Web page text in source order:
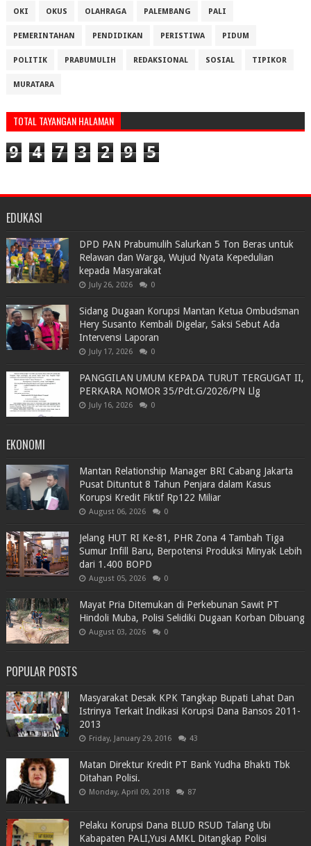
OKI OKUS OLAHRAGA PALEMBANG PALI
PEMERINTAHAN PENDIDIKAN PERISTIWA PIDUM
POLITIK PRABUMULIH REDAKSIONAL SOSIAL TIPIKOR
MURATARA
TOTAL TAYANGAN HALAMAN
9 4 7 3 2 9 5
EDUKASI
DPD PAN Prabumulih Salurkan 5 Ton Beras untuk
Relawan dan Warga, Wujud Nyata Kepedulian
kepada Masyarakat
July 26, 2026 0
Sidang Dugaan Korupsi Mantan Ketua Ombudsman
Hery Susanto Kembali Digelar, Saksi Sebut Ada
Intervensi Laporan
July 17, 2026 0
PANGGILAN UMUM KEPADA TURUT TERGUGAT II,
PERKARA NOMOR 35/Pdt.G/2026/PN Llg
July 16, 2026 0
EKONOMI
Mantan Relationship Manager BRI Cabang Jakarta
Pusat Dituntut 8 Tahun Penjara dalam Kasus
Korupsi Kredit Fiktif Rp122 Miliar
August 06, 2026 0
Jelang HUT RI Ke-81, PHR Zona 4 Tambah Tiga
Sumur Infill Baru, Berpotensi Produksi Minyak Lebih
dari 1.400 BOPD
August 05, 2026 0
Mayat Pria Ditemukan di Perkebunan Sawit PT
Hindoli Muba, Polisi Selidiki Dugaan Korban Dibuang
August 03, 2026 0
POPULAR POSTS
Masyarakat Desak KPK Tangkap Bupati Lahat Dan
Istrinya Terkait Indikasi Korupsi Dana Bansos 2011-
2013
Friday, January 29, 2016 43
Matan Direktur Kredit PT Bank Yudha Bhakti Tbk
Ditahan Polisi.
Monday, April 09, 2018 87
Pelaku Korupsi Dana BLUD RSUD Talang Ubi
Kabapaten PALI,Yusi AMKL Ditangkap Polisi